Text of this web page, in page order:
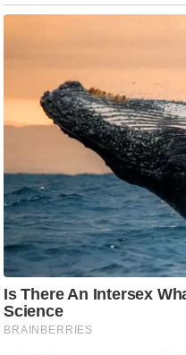
न
ली
ड
हॉ
ली
वु
ड
फि
ल्म